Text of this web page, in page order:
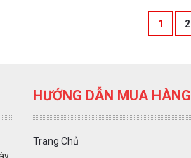
1 2
HƯỚNG DẪN MUA HÀNG
Trang Chủ